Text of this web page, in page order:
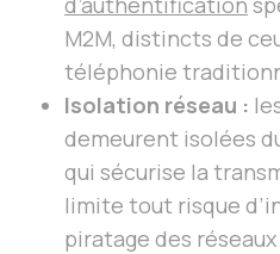
M2M, distincts de
téléphonie
Isolation réseau :
demeurent isolées
qui sécurise la
limite tout risque
piratage des